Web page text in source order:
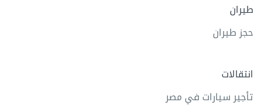
طيران
حجز طيران
انتقالات
تأجير سيارات في مصر